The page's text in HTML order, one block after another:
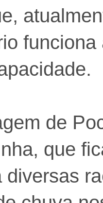
de
que
diversas